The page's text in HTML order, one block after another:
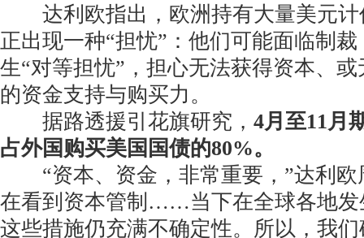
达利欧指出，欧洲持有大量美元计
正出现一种“担忧”：他们可能面临制
生“对等担忧”，担心无法获得资本、
的资金支持与购买力。
据路透援引花旗研究， 4月至11月
占外国购买美国国债的80%。
“资本、资金，非常重要，”达利欧
在看到资本管制……当下在全球各地发
这些措施仍充满不确定性。所以，我